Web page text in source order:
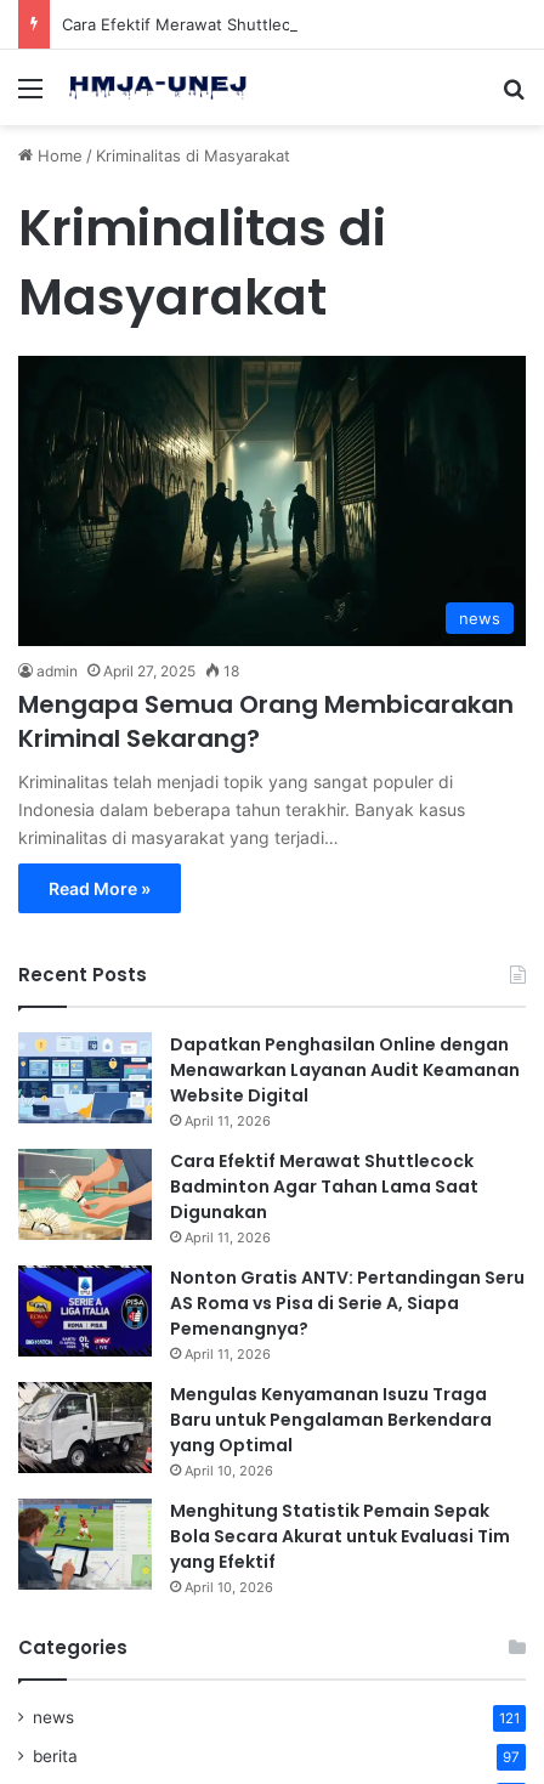
Menu
Home / Kriminalitas di Masyarakat
Kriminalitas di
Masyarakat
news
admin April 27, 2025 18
Mengapa Semua Orang Membicarakan
Kriminal Sekarang?
Kriminalitas telah menjadi topik yang sangat populer di
Indonesia dalam beberapa tahun terakhir. Banyak kasus
kriminalitas di masyarakat yang terjadi…
Read More »
Recent Posts
Dapatkan Penghasilan Online dengan
Menawarkan Layanan Audit Keamanan
Website Digital
April 11, 2026
Cara Efektif Merawat Shuttlecock
Badminton Agar Tahan Lama Saat
Digunakan
April 11, 2026
Nonton Gratis ANTV: Pertandingan Seru
AS Roma vs Pisa di Serie A, Siapa
Pemenangnya?
April 11, 2026
Mengulas Kenyamanan Isuzu Traga
Baru untuk Pengalaman Berkendara
yang Optimal
April 10, 2026
Menghitung Statistik Pemain Sepak
Bola Secara Akurat untuk Evaluasi Tim
yang Efektif
April 10, 2026
Categories
news 121
berita 97